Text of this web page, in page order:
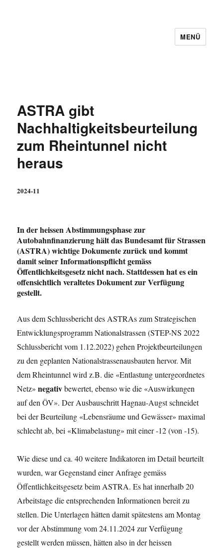
MENÜ
ASTRA gibt
Nachhaltigkeitsbeurteilung
zum Rheintunnel nicht
heraus
2024-11
In der heissen Abstimmungsphase zur
Autobahnfinanzierung hält das Bundesamt für Strassen
(ASTRA) wichtige Dokumente zurück und kommt
damit seiner Informationspflicht gemäss
Öffentlichkeitsgesetz nicht nach. Stattdessen hat es ein
offensichtlich veraltetes Dokument zur Verfügung
gestellt.
Aus dem Schlussbericht des ASTRAs zum Strategischen
Entwicklungsprogramm Nationalstrassen (STEP-NS 2022
Schlussbericht vom 1.12.2022) gehen Projektbeurteilungen
zu den geplanten Nationalstrassenausbauten hervor. Mit
dem Rheintunnel wird z.B. die «Entlastung untergeordnetes
Netz»negativbewertet, ebenso wie die «Auswirkungen
auf den ÖV». Der Ausbauschritt Hagnau-Augst schneidet
bei der Beurteilung «Lebensräume und Gewässer» maximal
schlecht ab, bei «Klimabelastung» mit einer -12 (von -15).
Wie diese und ca. 40 weitere Indikatoren im Detail beurteilt
wurden, war Gegenstand einer Anfrage gemäss
Öffentlichkeitsgesetz beim ASTRA. Es hat innerhalb 20
Arbeitstage die entsprechenden Informationen bereit zu
stellen. Die Unterlagen hätten damit spätestens am Montag
vor der Abstimmung vom 24.11.2024 zur Verfügung
gestellt werden müssen, hätten also in der heissen